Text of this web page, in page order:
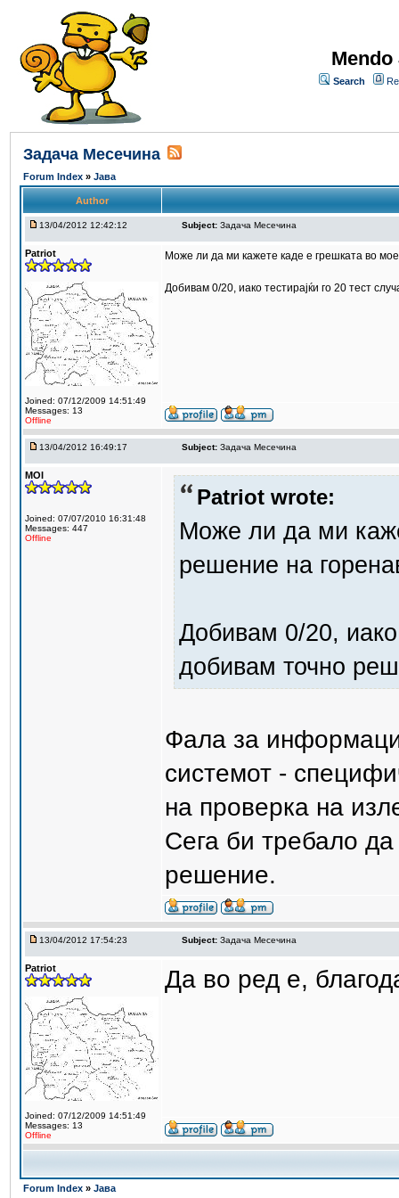
Search
Задача Месечина
Forum Index » Јава
Author
13/04/2012 12:42:12 Subject: Задача Месечина
Patriot
Joined: 07/12/2009 14:51:49
Messages: 13
Offline
Може ли да ми кажете каде е грешката во
Добивам 0/20, иако тестирајќи го 20 тест
13/04/2012 16:49:17 Subject: Задача Месечина
MOI
Joined: 07/07/2010 16:31:48
Messages: 447
Offline
Patriot wrote:
Може ли да ми
решение на
Добивам 0/20, иако
добивам точно
Фала за
системот -
на проверка на
Сега би требало да
решение.
13/04/2012 17:54:23 Subject: Задача Месечина
Patriot
Joined: 07/12/2009 14:51:49
Messages: 13
Offline
Да во ред е,
Forum Index » Јава